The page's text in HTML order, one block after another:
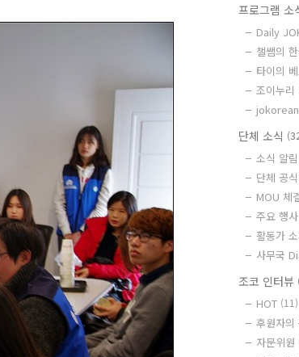
프로그램 소
Daily
챌쌤의
타이의
조이누리
단체 소식
소식 알림
단체 공
MOU 체
주요 행
활동가
사무국
조코 인터뷰
HOT (11)
후원자의
자문위원